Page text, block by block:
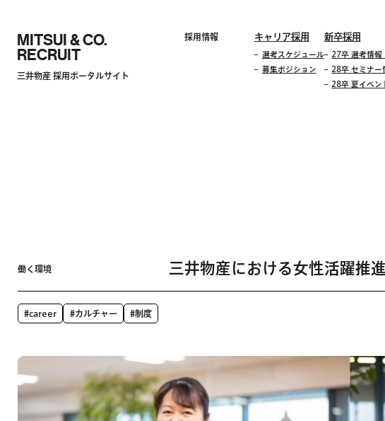
MITSUI & CO.
RECRUIT
三井物産 採用ポータルサイト
採用情報 キャリア採用
選考スケジュール
募集ポジション
新卒採用
27卒 選考情報
28卒 セミナー
28卒 夏イベン
働く環境 三井物産における女性活躍推
#career #カルチャー #制度